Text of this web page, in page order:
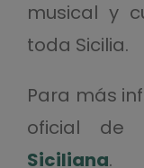
musical y
toda Sicilia.
Para más
oficial de
Siciliana.